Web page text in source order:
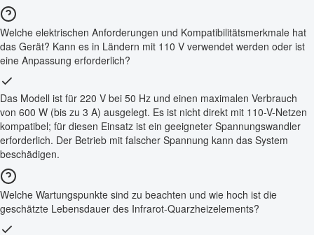
Welche elektrischen Anforderungen und Kompatibilitätsmerkmale hat
das Gerät? Kann es in Ländern mit 110 V verwendet werden oder ist
eine Anpassung erforderlich?
Das Modell ist für 220 V bei 50 Hz und einen maximalen Verbrauch
von 600 W (bis zu 3 A) ausgelegt. Es ist nicht direkt mit 110-V-Netzen
kompatibel; für diesen Einsatz ist ein geeigneter Spannungswandler
erforderlich. Der Betrieb mit falscher Spannung kann das System
beschädigen.
Welche Wartungspunkte sind zu beachten und wie hoch ist die
geschätzte Lebensdauer des Infrarot-Quarzheizelements?